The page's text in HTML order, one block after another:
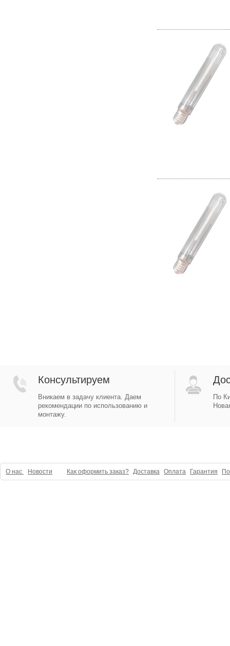
Консультируем
Вникаем в задачу клиента. Даем
рекомендации по использованию и
монтажу.
По
О нас Новости Как оформить заказ? Доставка Оплата Гарантия